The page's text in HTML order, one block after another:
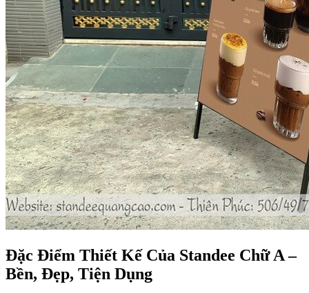
Đặc Điểm Thiết Kế Của Standee Chữ A –
Bền, Đẹp, Tiện Dụng